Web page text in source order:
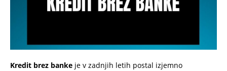
Kredit brez banke je v zadnjih letih postal izjemno